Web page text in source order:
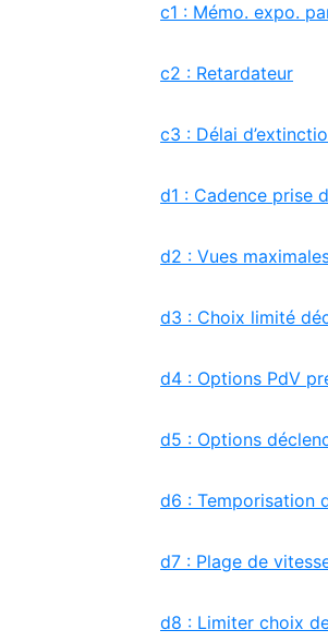
c1 : Mémo. expo.
c2 : Retardateur
c3 : Délai
d1 : Cadence prise
d2 : Vues
d3 : Choix limité
d4 : Options PdV
d5 : Options
d6 : Temporisation
d7 : Plage de
d8 : Limiter choix